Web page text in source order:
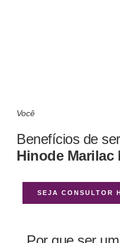
Você
Benefícios de
Hinode Marilac
SEJA CONSULTOR